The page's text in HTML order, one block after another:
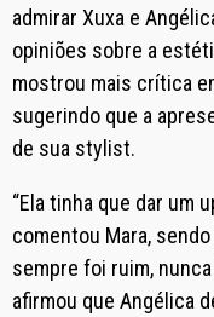
admirar Xuxa e
opiniões sobre a
mostrou mais crítica
sugerindo que a
de sua stylist.
“Ela tinha que dar um
comentou Mara,
sempre foi ruim,
afirmou que Angélica